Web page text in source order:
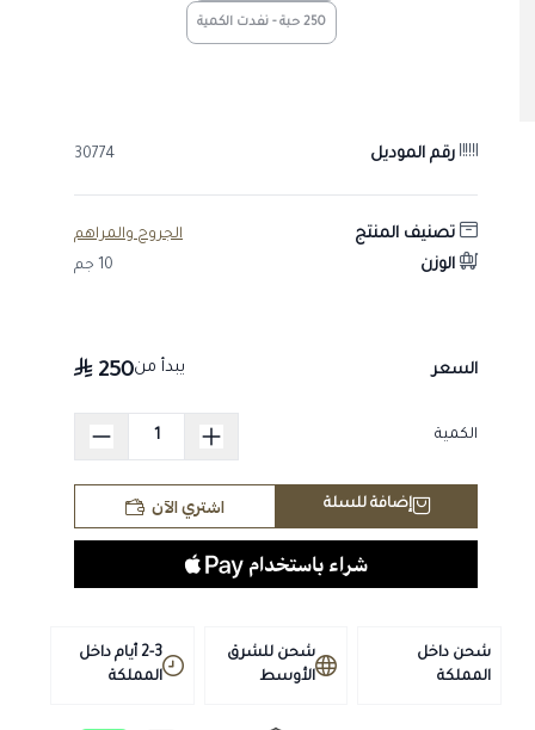
دعم سلامة الجهاز الحركي في خيل السباق والهجن.
يجب الالتزام بالأنظمة المعمول بها وقواعد مكافحة المنشّطات
في المسابقات.
250 حبة - نفدت الكمية
رقم الموديل 30774
تصنيف المنتج الجروح والمراهم
الوزن 10 جم
السعر يبدأ من250
الكمية
إضافة للسلة اشتري الآن
شحن داخل
المملكة
شحن للشرق
الأوسط
2-3 أيام داخل
المملكة